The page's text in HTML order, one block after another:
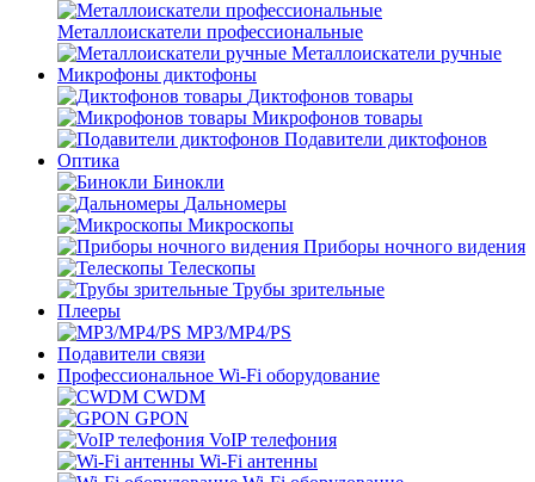
Металлоискатели профессиональные
Металлоискатели ручные
Микрофоны диктофоны
Диктофонов товары
Микрофонов товары
Подавители диктофонов
Оптика
Бинокли
Дальномеры
Микроскопы
Приборы ночного видения
Телескопы
Трубы зрительные
Плееры
MP3/MP4/PS
Подавители связи
Профессиональное Wi-Fi оборудование
CWDM
GPON
VoIP телефония
Wi-Fi антенны